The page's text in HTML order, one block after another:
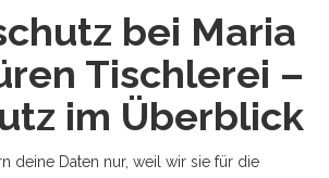
bei Maria
Tischlerei –
im Überblick
deine Daten nur, weil wir sie für die